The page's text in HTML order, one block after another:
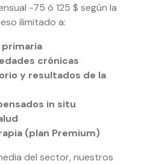
-75 ó 125 $ según la
ilimitado a:
crónicas
y resultados de la
in situ
(plan Premium)
del sector, nuestros